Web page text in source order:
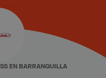
EN BARRANQUILLA